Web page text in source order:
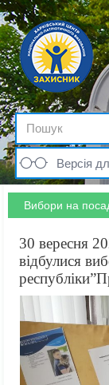
Версія
Вибори на
30 вересня
відбулися